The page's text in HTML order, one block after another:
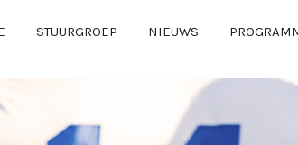
STUURGROEP NIEUWS